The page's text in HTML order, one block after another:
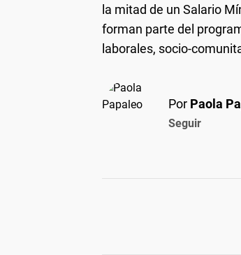
la mitad de un Salario
forman parte del
laborales, socio-
Por Paola
Seguir